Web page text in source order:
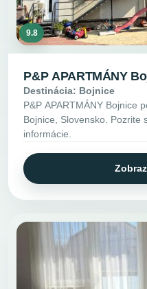
9.8
P&P APARTMÁNY
Destinácia: Bojnice
P&P APARTMÁNY Bojnice
Bojnice, Slovensko. Pozrite
informácie.